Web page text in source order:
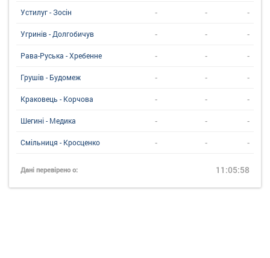
Устилуг - Зосін - - -
Угринiв - Долгобичув - - -
Рава-Руська - Хребенне - - -
Грушів - Будомеж - - -
Краковець - Корчова - - -
Шегині - Медика - - -
Смільниця - Кросценко - - -
Дані перевірено о: 11:05:58